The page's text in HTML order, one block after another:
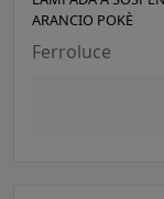
ARANCIO POKÈ
Ferroluce